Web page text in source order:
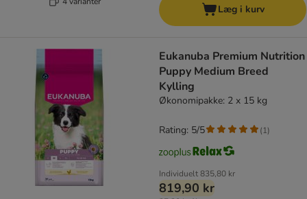
Læg i kurv
Eukanuba Premium Nutrition
Puppy Medium Breed
Kylling
Økonomipakke: 2 x 15 kg
Individuelt835,80 kr
819,90 kr
Rating: 5/5 (1)